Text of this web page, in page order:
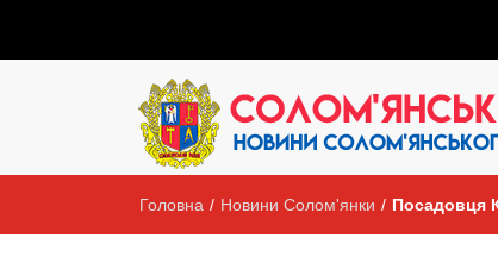
Головна / Новини Солом'янки / Посадовця